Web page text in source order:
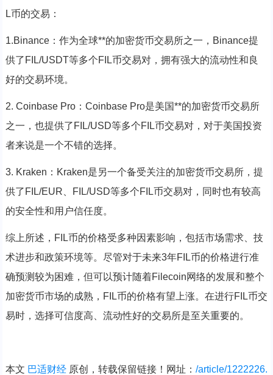
L币的交易：
1.Binance：作为全球**的加密货币交易所之一，Binance提
供了FIL/USDT等多个FIL币交易对，拥有强大的流动性和良
好的交易环境。
2. Coinbase Pro：Coinbase Pro是美国**的加密货币交易所
之一，也提供了FIL/USD等多个FIL币交易对，对于美国投资
者来说是一个不错的选择。
3. Kraken：Kraken是另一个备受关注的加密货币交易所，提
供了FIL/EUR、FIL/USD等多个FIL币交易对，同时也有较高
的安全性和用户信任度。
综上所述，FIL币的价格受多种因素影响，包括市场需求、技
术进步和政策环境等。尽管对于未来3年FIL币的价格进行准
确预测较为困难，但可以预计随着Filecoin网络的发展和整个
加密货币市场的成熟，FIL币的价格有望上涨。在进行FIL币交
易时，选择可信度高、流动性好的交易所是至关重要的。
本文 巴适财经原创，转载保留链接！网址： /article/1222226.